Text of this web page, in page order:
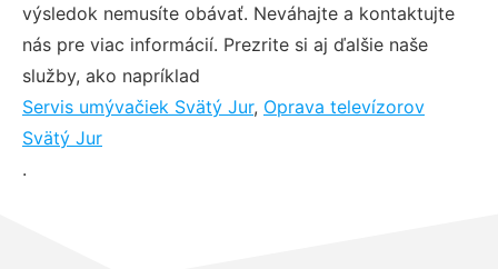
výsledok nemusíte obávať. Neváhajte a kontaktujte
nás pre viac informácií. Prezrite si aj ďalšie naše
služby, ako napríklad
Servis umývačiek Svätý Jur, Oprava televízorov
Svätý Jur
.